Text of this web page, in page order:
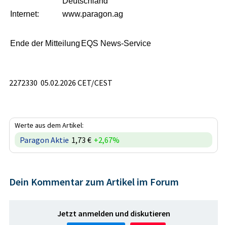
Internet:
www.paragon.ag
Ende der Mitteilung EQS News-Service
2272330 05.02.2026 CET/CEST
Werte aus dem Artikel:
Paragon Aktie 1,73 € +2,67%
Dein Kommentar zum Artikel im Forum
Jetzt anmelden und diskutieren